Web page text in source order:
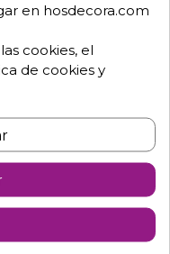
FD10LS
cm fondo x 32.5 cm
en hosdecora.com
cookies, el
de cookies y